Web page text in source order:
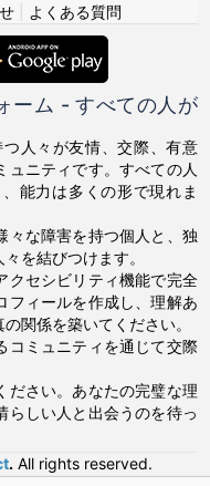
| よくある質問
ーム - すべての人が
人々が友情、交際、有意
ュニティです。すべての人
能力は多くの形で現れま
々な障害を持つ個人と、独
を結びつけます。
クセシビリティ機能で完全
フィールを作成し、理解あ
関係を築いてください。
コミュニティを通じて交際
ださい。あなたの完璧な理
らしい人と出会うのを待っ
. All rights reserved.